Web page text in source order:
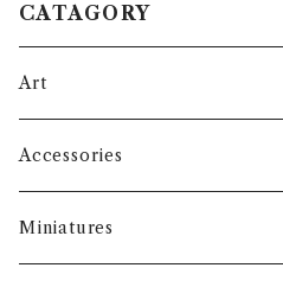
CATAGORY
Art
Accessories
Face Masks
Miniatures